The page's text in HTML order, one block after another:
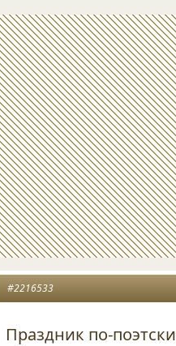
#2216533
Праздник по-поэтски